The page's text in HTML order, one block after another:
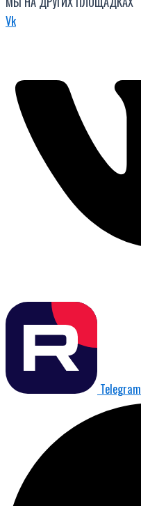
Vk
Telegram